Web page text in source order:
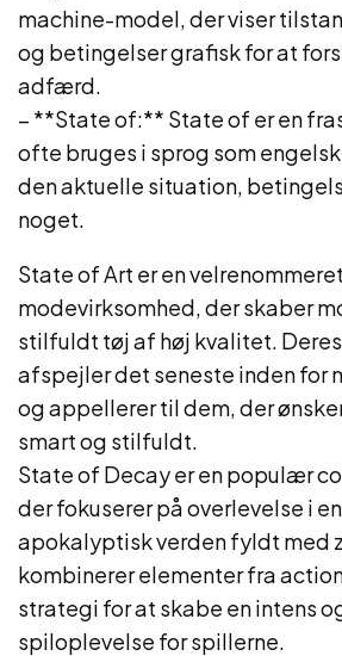
machine-model, der viser
og betingelser grafisk for at
adfærd.
– **State of:** State of er en
ofte bruges i sprog som
den aktuelle situation,
noget.
State of Art er en velrenommeret
modevirksomhed, der skaber
stilfuldt tøj af høj kvalitet.
afspejler det seneste inden for
og appellerer til dem, der
smart og stilfuldt.
State of Decay er en populær
der fokuserer på overlevelse i
apokalyptisk verden fyldt med
kombinerer elementer fra
strategi for at skabe en intens
spiloplevelse for spillerne.